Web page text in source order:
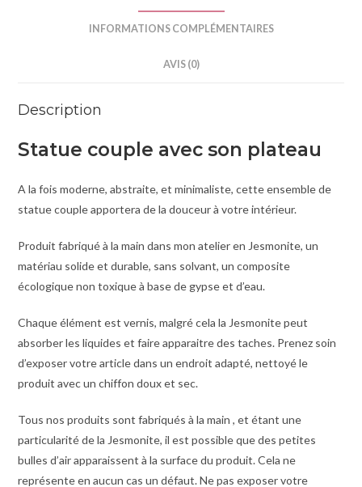
INFORMATIONS COMPLÉMENTAIRES
AVIS (0)
Description
Statue couple avec son plateau
A la fois moderne, abstraite, et minimaliste, cette ensemble de
statue couple apportera de la douceur à votre intérieur.
Produit fabriqué à la main dans mon atelier en Jesmonite, un
matériau solide et durable, sans solvant, un composite
écologique non toxique à base de gypse et d’eau.
Chaque élément est vernis, malgré cela la Jesmonite peut
absorber les liquides et faire apparaitre des taches. Prenez soin
d’exposer votre article dans un endroit adapté, nettoyé le
produit avec un chiffon doux et sec.
Tous nos produits sont fabriqués à la main , et étant une
particularité de la Jesmonite, il est possible que des petites
bulles d’air apparaissent à la surface du produit. Cela ne
représente en aucun cas un défaut. Ne pas exposer votre